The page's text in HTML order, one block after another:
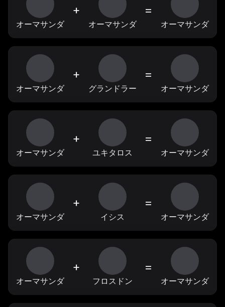
オーマサンダ
+
オーマサンダ
=
オーマサンダ
オーマサンダ
+
グランドラー
=
オーマサンダ
オーマサンダ
+
ユキタロス
=
オーマサンダ
オーマサンダ
+
イシス
=
オーマサンダ
オーマサンダ
+
フロスドン
=
オーマサンダ